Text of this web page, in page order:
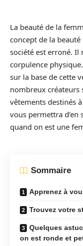
La beauté de la
concept de la
société est erroné. Il
corpulence
sur la base de cette
nombreux créateurs
vêtements destinés
vous permettra d’en
quand on est une
Sommaire
Apprenez à
Trouvez votre
Quelques
on est ronde et